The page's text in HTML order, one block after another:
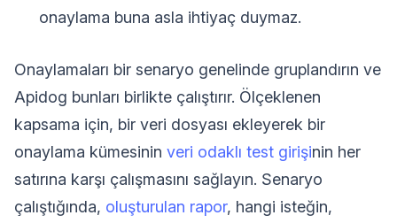
onaylama buna asla ihtiyaç duymaz.
Onaylamaları bir senaryo genelinde gruplandırın ve
Apidog bunları birlikte çalıştırır. Ölçeklenen
kapsama için, bir veri dosyası ekleyerek bir
onaylama kümesinin veri odaklı test girişinin her
satırına karşı çalışmasını sağlayın. Senaryo
çalıştığında, oluşturulan rapor, hangi isteğin,